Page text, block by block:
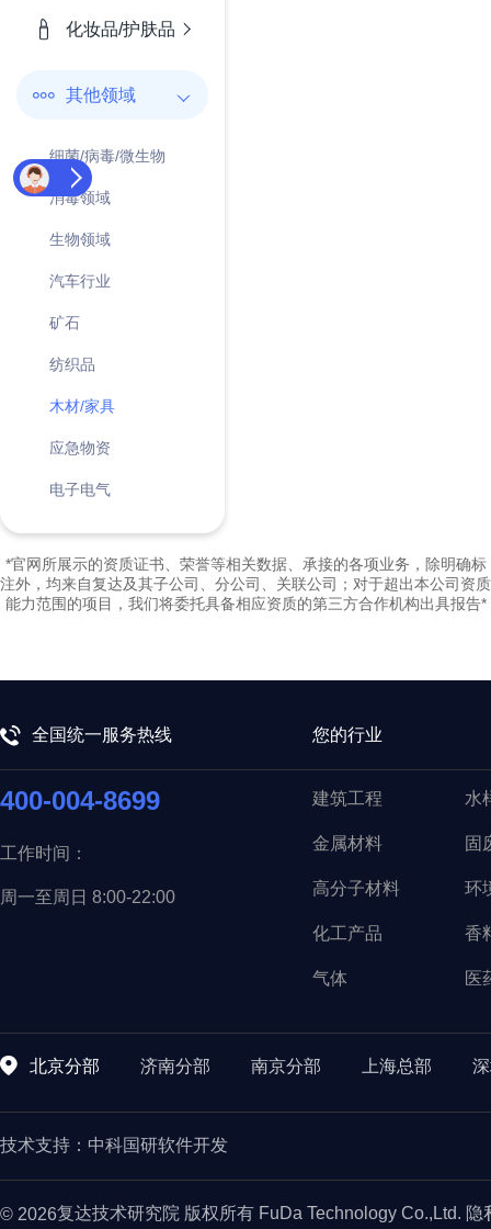
化妆品/护肤品
其他领域
细菌/病毒/微生物
消毒领域
生物领域
汽车行业
矿石
纺织品
木材/家具
应急物资
电子电气
*官网所展示的资质证书、荣誉等相关数据、承接的各项业务，除明确标
注外，均来自复达及其子公司、分公司、关联公司；对于超出本公司资质
能力范围的项目，我们将委托具备相应资质的第三方合作机构出具报告*
全国统一服务热线 您的行业
400-004-8699
工作时间：
周一至周日 8:00-22:00
建筑工程
金属材料
高分子材料
化工产品
气体
水
固
环
香
医
北京分部 济南分部 南京分部 上海总部
技术支持： 中科国研软件开发
© 2026复达技术研究院 版权所有 FuDa Technology Co.,Ltd. 隐